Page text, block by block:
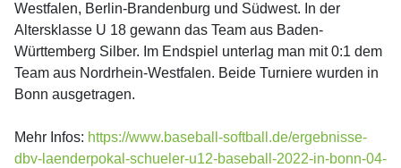
Westfalen, Berlin-Brandenburg und Südwest. In der
Altersklasse U 18 gewann das Team aus Baden-
Württemberg Silber. Im Endspiel unterlag man mit 0:1 dem
Team aus Nordrhein-Westfalen. Beide Turniere wurden in
Bonn ausgetragen.
Mehr Infos: https://www.baseball-softball.de/ergebnisse-
dbv-laenderpokal-schueler-u12-baseball-2022-in-bonn-04-